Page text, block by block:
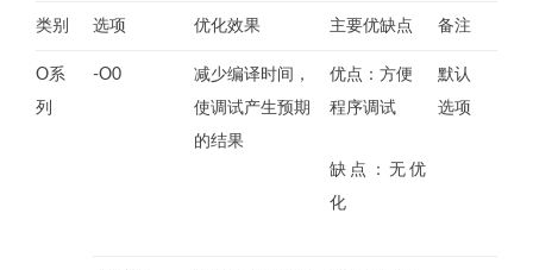
类别 选项 优化效果 主要优缺点 备注
O系
列
-O0
减少编译时间，
使调试产生预期
的结果
优点：方便
程序调试
缺点：无优
化
默认
选项